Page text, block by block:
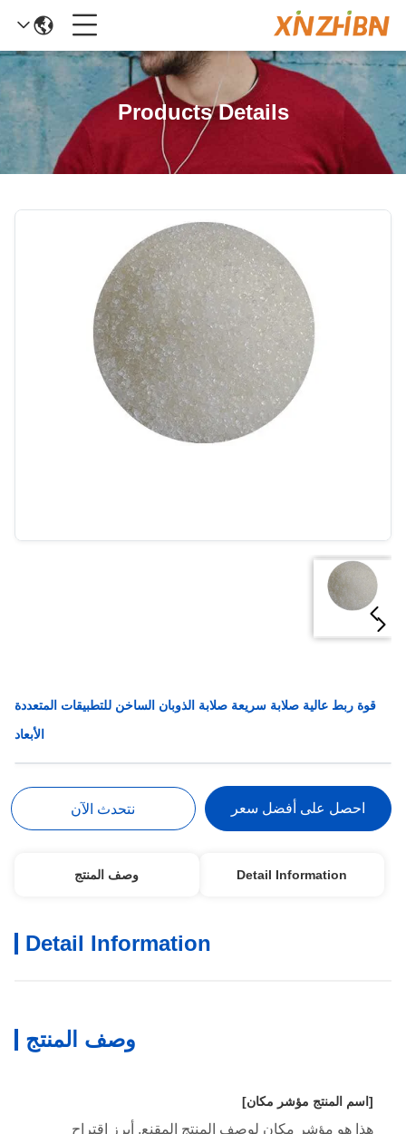
Products Details
قوة ربط عالية صلابة سريعة صلابة الذوبان الساخن للتطبيقات المتعددة
الأبعاد
احصل على أفضل سعر نتحدث الآن
Detail Information وصف المنتج
Detail Information
وصف المنتج
[اسم المنتج مؤشر مكان]
هذا هو مؤشر مكان لوصف المنتج المقنع. أبرز اقتراح